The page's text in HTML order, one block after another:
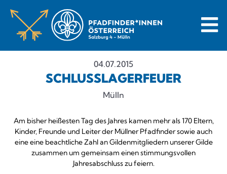
04.07.2015
SCHLUSSLAGERFEUER
Mülln
Am bisher heißesten Tag des Jahres kamen mehr als 170 Eltern,
Kinder, Freunde und Leiter der Müllner Pfadfinder sowie auch
eine eine beachtliche Zahl an Gildenmitgliedern unserer Gilde
zusammen um gemeinsam einen stimmungsvollen
Jahresabschluss zu feiern.